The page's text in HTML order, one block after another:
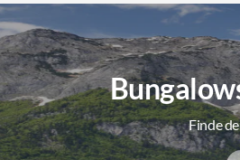
Finde